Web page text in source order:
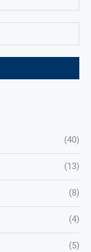
(40)
(13)
(8)
(4)
(5)